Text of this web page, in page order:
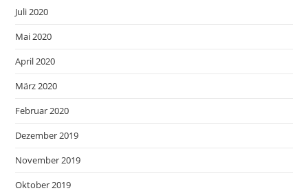
Juli 2020
Mai 2020
April 2020
März 2020
Februar 2020
Dezember 2019
November 2019
Oktober 2019